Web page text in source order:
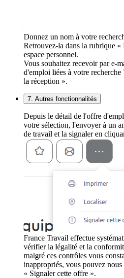
Donnez un nom à votre
Retrouvez-la dans la rubrique
espace personnel.
Vous souhaitez recevoir par e-
d'emploi liées à votre
la réception ».
7. Autres fonctionnalités
Depuis le détail de l'offre
votre sélection, l'envoyer à un
de travail et la signaler en
France Travail effectue
vérifier la légalité et la
malgré ces contrôles vous
inappropriés, vous pouvez
« Signaler cette offre ».